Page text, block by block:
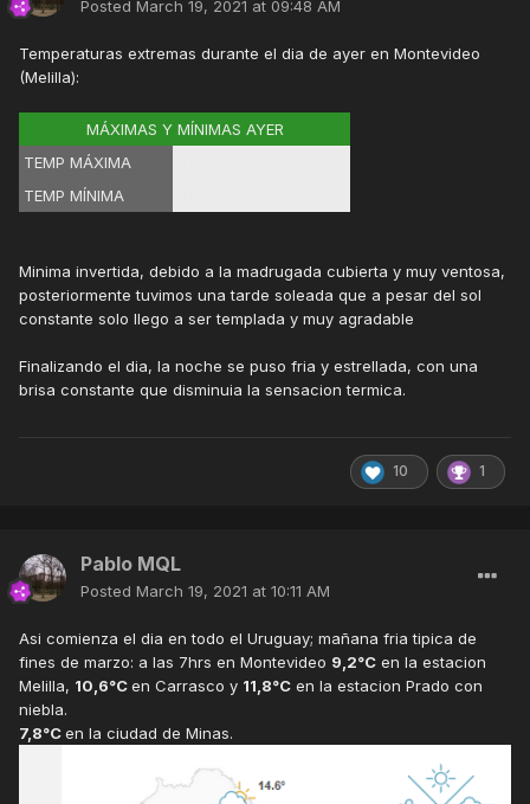
Posted March 19, 2021 at 09:48 AM
Temperaturas extremas durante el dia de ayer en Montevideo
(Melilla):
MÁXIMAS Y MÍNIMAS AYER
TEMP MÁXIMA
TEMP MÍNIMA
Minima invertida, debido a la madrugada cubierta y muy ventosa,
posteriormente tuvimos una tarde soleada que a pesar del sol
constante solo llego a ser templada y muy agradable
Finalizando el dia, la noche se puso fria y estrellada, con una
brisa constante que disminuia la sensacion termica.
10 1
Pablo MQL
Posted March 19, 2021 at 10:11 AM
Asi comienza el dia en todo el Uruguay; mañana fria tipica de
fines de marzo: a las 7hrs en Montevideo 9,2°C en la estacion
Melilla, 10,6°Cen Carrasco y 11,8°C en la estacion Prado con
niebla.
7,8°Cen la ciudad de Minas.